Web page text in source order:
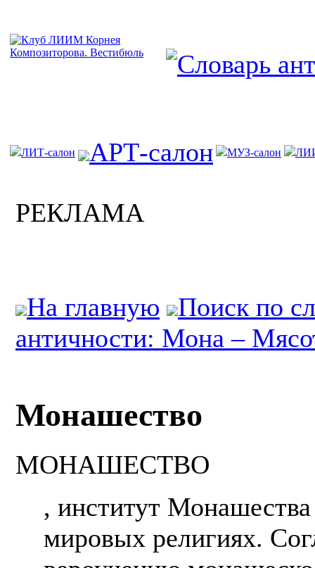
ЛИТ-салон АРТ-салон МУЗ-салон
РЕКЛАМА
На главную
Поиск по
античности: Мона –
Монашество
МОНАШЕСТВО
, институт
мировых религиях.